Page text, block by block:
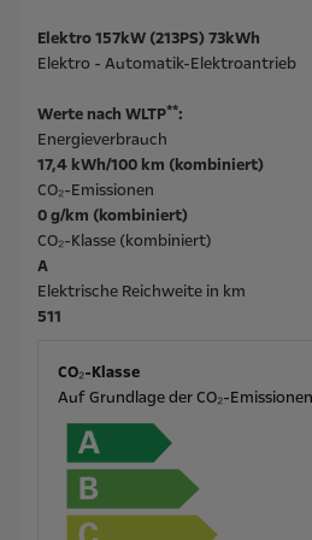
Elektro 157kW (213PS) 73kWh
Elektro - Automatik-Elektroantrieb
Werte nach WLTP**:
Energieverbrauch
17,4 kWh/100 km (kombiniert)
CO₂-Emissionen
0 g/km (kombiniert)
CO₂-Klasse (kombiniert)
A
Elektrische Reichweite in km
511
CO₂-Klasse
Auf Grundlage der CO₂-Emissionen